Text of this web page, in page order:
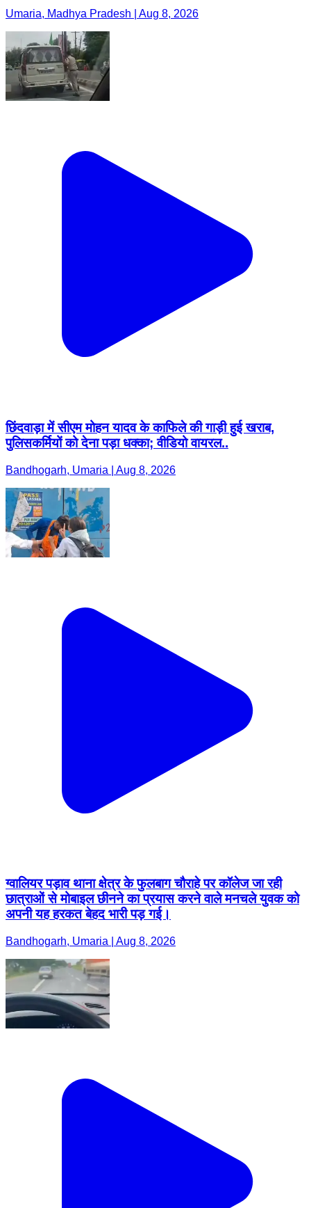
Umaria, Madhya Pradesh | Aug 8, 2026
छिंदवाड़ा में सीएम मोहन यादव के काफिले की गाड़ी हुई खराब,
पुलिसकर्मियों को देना पड़ा धक्का; वीडियो वायरल..
Bandhogarh, Umaria | Aug 8, 2026
ग्वालियर पड़ाव थाना क्षेत्र के फुलबाग चौराहे पर कॉलेज जा रही
छात्राओं से मोबाइल छीनने का प्रयास करने वाले मनचले युवक को
अपनी यह हरकत बेहद भारी पड़ गई।
Bandhogarh, Umaria | Aug 8, 2026